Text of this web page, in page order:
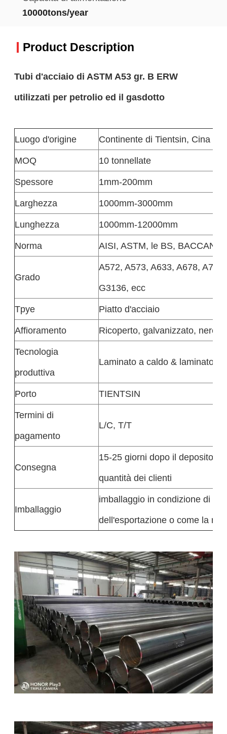
10000tons/year
Product Description
Tubi d'acciaio di ASTM A53 gr. B ERW
utilizzati per petrolio ed il gasdotto
Luogo d'origine
Continente di Tientsin, Cina
MOQ
10 tonnellate
Spessore
1mm-200mm
Larghezza
1000mm-3000mm
Lunghezza
1000mm-12000mm
Norma
AISI, ASTM, le BS,
Grado
A572, A573, A633, A678,
G3136, ecc
Tpye
Piatto d'acciaio
Affioramento
Ricoperto, galvanizzato, nero
Tecnologia
produttiva
Laminato a caldo & laminato a
Porto
TIENTSIN
Termini di
pagamento
L/C, T/T
Consegna
15-25 giorni dopo il deposito o
quantità dei clienti
Imballaggio
imballaggio in condizione di
dell'esportazione o come la